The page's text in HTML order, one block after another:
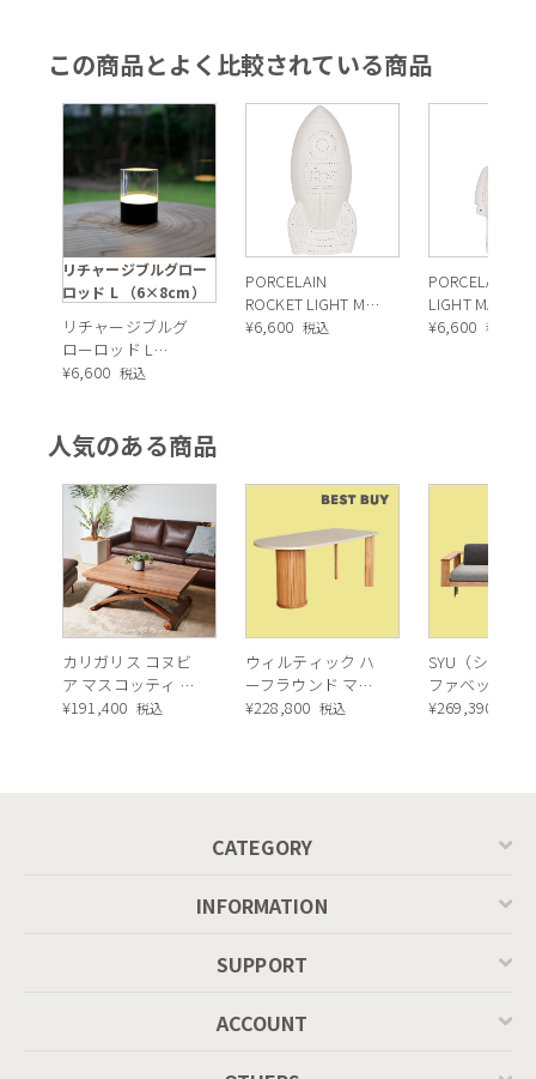
この商品とよく比較されている商品
リチャージブルグロー
ロッド L （6×8cm）
リチャージブルグ
ローロッド L
（6×8cm）（テー
¥6,600 税込
PORCELAIN
ROCKET LIGHT MAT
WHITE（ポーセリ
¥6,600 税込
PORCELAIN
LIGHT MAT
WHITE（ポー
¥6,600 税込
人気のある商品
カリガリス コヌビ
ア マスコッティ 伸
長・昇降式テーブ
¥191,400 税込
ウィルティック ハ
ーフラウンド マテ
ィエラ塗装 ダイニ
¥228,800 税込
SYU（シュウ
ファベッド（
ュラル）
¥269,390
CATEGORY
INFORMATION
SUPPORT
ACCOUNT